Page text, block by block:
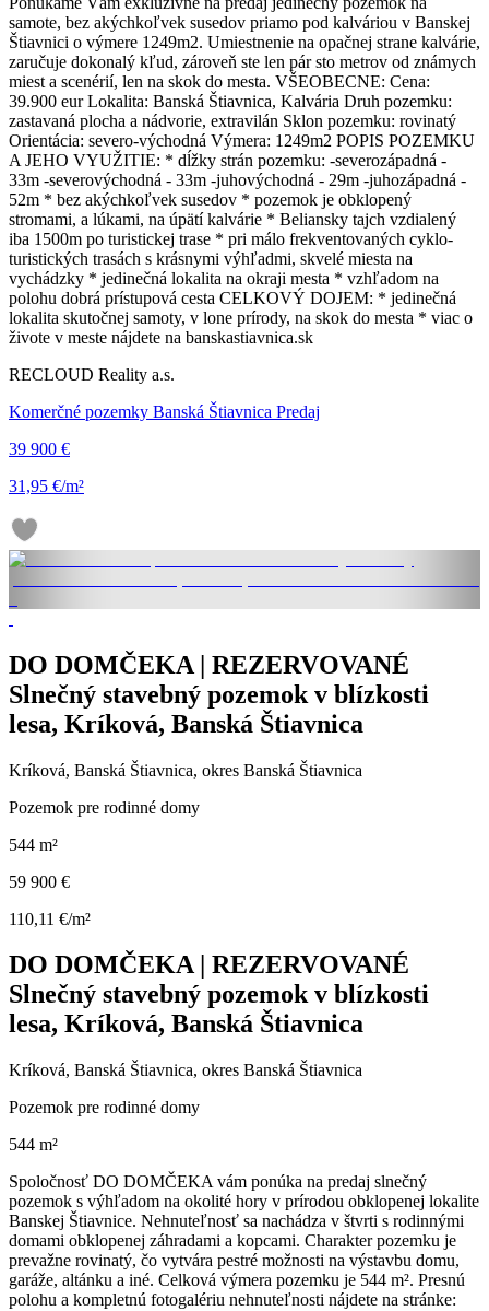
samote, bez akýchkoľvek susedov priamo pod kalváriou v Banskej
Štiavnici o výmere 1249m2. Umiestnenie na opačnej strane kalvárie,
zaručuje dokonalý kľud, zároveň ste len pár sto metrov od známych
miest a scenérií, len na skok do mesta. VŠEOBECNE: Cena:
39.900 eur Lokalita: Banská Štiavnica, Kalvária Druh pozemku:
zastavaná plocha a nádvorie, extravilán Sklon pozemku: rovinatý
Orientácia: severo-východná Výmera: 1249m2 POPIS POZEMKU
A JEHO VYUŽITIE: * dĺžky strán pozemku: -severozápadná -
33m -severovýchodná - 33m -juhovýchodná - 29m -juhozápadná -
52m * bez akýchkoľvek susedov * pozemok je obklopený
stromami, a lúkami, na úpätí kalvárie * Beliansky tajch vzdialený
iba 1500m po turistickej trase * pri málo frekventovaných cyklo-
turistických trasách s krásnymi výhľadmi, skvelé miesta na
vychádzky * jedinečná lokalita na okraji mesta * vzhľadom na
polohu dobrá prístupová cesta CELKOVÝ DOJEM: * jedinečná
lokalita skutočnej samoty, v lone prírody, na skok do mesta * viac o
živote v meste nájdete na banskastiavnica.sk
RECLOUD Reality a.s.
Komerčné pozemky Banská Štiavnica Predaj
39 900 €
31,95 €/m²
DO DOMČEKA | REZERVOVANÉ
Slnečný stavebný pozemok v blízkosti
lesa, Kríková, Banská Štiavnica
Kríková, Banská Štiavnica, okres Banská Štiavnica
Pozemok pre rodinné domy
544 m²
59 900 €
110,11 €/m²
DO DOMČEKA | REZERVOVANÉ
Slnečný stavebný pozemok v blízkosti
lesa, Kríková, Banská Štiavnica
Kríková, Banská Štiavnica, okres Banská Štiavnica
Pozemok pre rodinné domy
544 m²
Spoločnosť DO DOMČEKA vám ponúka na predaj slnečný
pozemok s výhľadom na okolité hory v prírodou obklopenej lokalite
Banskej Štiavnice. Nehnuteľnosť sa nachádza v štvrti s rodinnými
domami obklopenej záhradami a kopcami. Charakter pozemku je
prevažne rovinatý, čo vytvára pestré možnosti na výstavbu domu,
garáže, altánku a iné. Celková výmera pozemku je 544 m². Presnú
polohu a kompletnú fotogalériu nehnuteľnosti nájdete na stránke: